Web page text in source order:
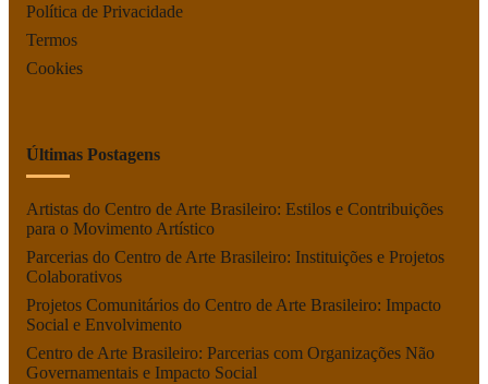
Política de Privacidade
Termos
Cookies
Últimas Postagens
Artistas do Centro de Arte Brasileiro: Estilos e Contribuições
para o Movimento Artístico
Parcerias do Centro de Arte Brasileiro: Instituições e Projetos
Colaborativos
Projetos Comunitários do Centro de Arte Brasileiro: Impacto
Social e Envolvimento
Centro de Arte Brasileiro: Parcerias com Organizações Não
Governamentais e Impacto Social